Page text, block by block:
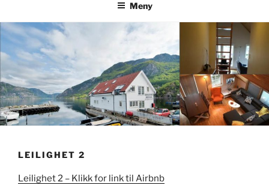
Meny
LEILIGHET 2
Leilighet 2 – Klikk for link til Airbnb